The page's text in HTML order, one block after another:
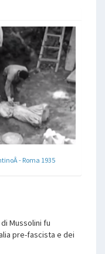
- Roma 1935
Mussolini fu
pre-fascista e dei